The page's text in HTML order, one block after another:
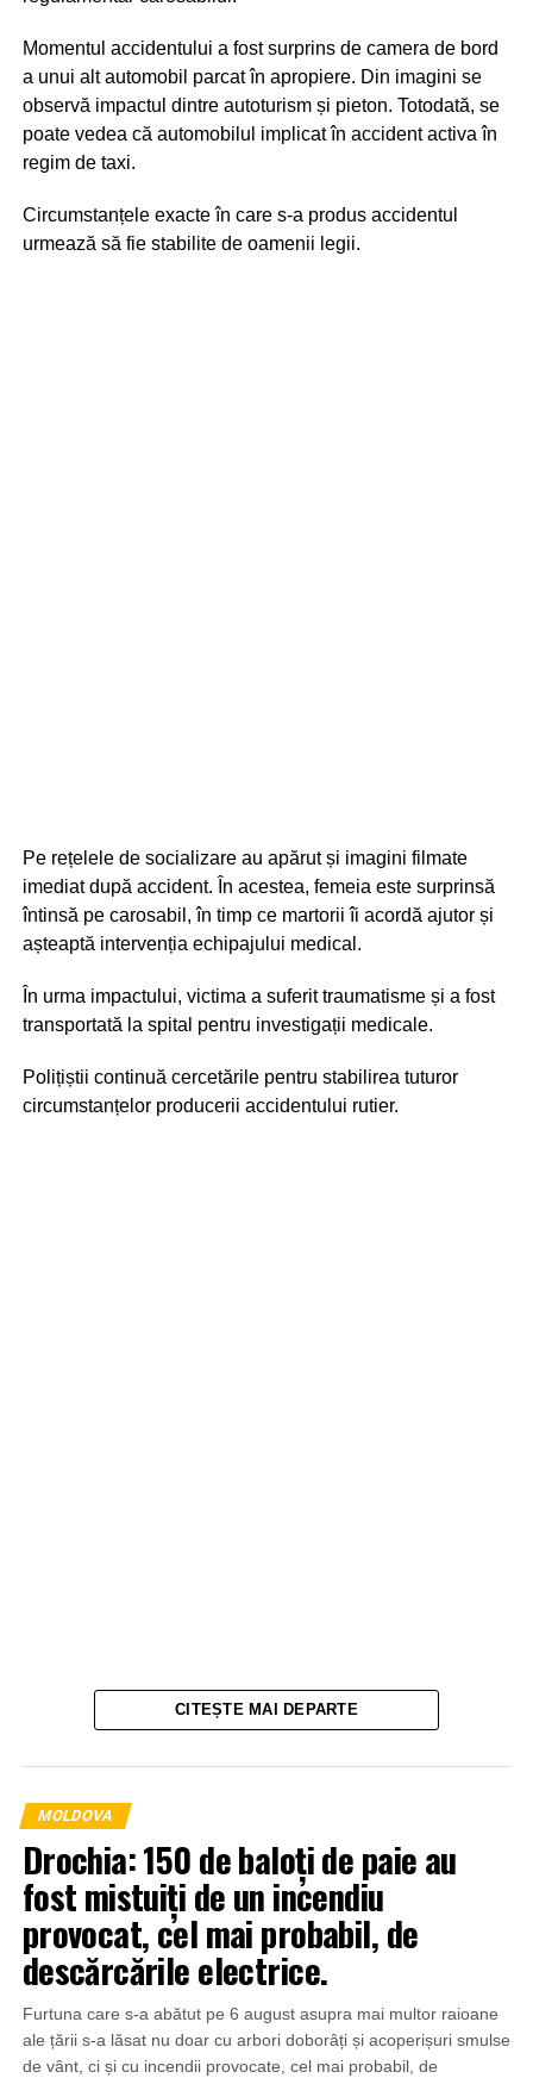
Momentul accidentului a fost surprins de camera de bord
a unui alt automobil parcat în apropiere. Din imagini se
observă impactul dintre autoturism și pieton. Totodată, se
poate vedea că automobilul implicat în accident activa în
regim de taxi.
Circumstanțele exacte în care s-a produs accidentul
urmează să fie stabilite de oamenii legii.
Pe rețelele de socializare au apărut și imagini filmate
imediat după accident. În acestea, femeia este surprinsă
întinsă pe carosabil, în timp ce martorii îi acordă ajutor și
așteaptă intervenția echipajului medical.
În urma impactului, victima a suferit traumatisme și a fost
transportată la spital pentru investigații medicale.
Polițiștii continuă cercetările pentru stabilirea tuturor
circumstanțelor producerii accidentului rutier.
CITEȘTE MAI DEPARTE
MOLDOVA
Drochia: 150 de baloți de paie au
fost mistuiți de un incendiu
provocat, cel mai probabil, de
descărcările electrice.
Furtuna care s-a abătut pe 6 august asupra mai multor raioane
ale țării s-a lăsat nu doar cu arbori doborâți și acoperișuri smulse
de vânt, ci și cu incendii provocate, cel mai probabil, de